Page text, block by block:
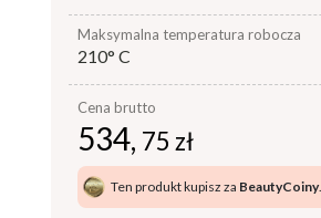
maksymalna temperatura robocza
210° C
Cena brutto
534, 75 zł
Ten produkt kupisz za BeautyCoiny.